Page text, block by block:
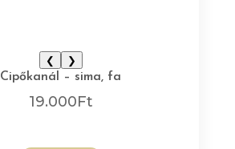
❮
❯
Cipőkanál – sima, fa
19.000Ft